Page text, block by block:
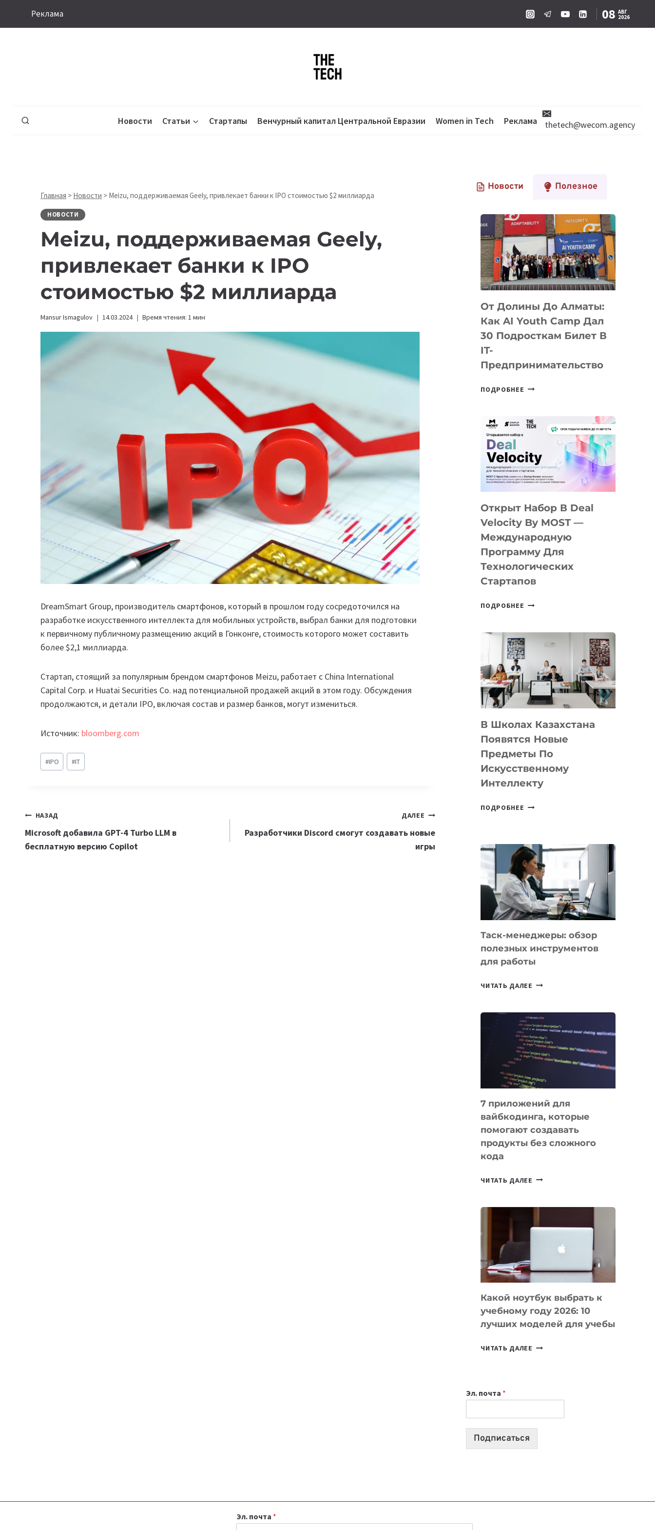
Реклама 08 АВГ
2026
Новости Статьи Стартапы Венчурный капитал Центральной Евразии Women in Tech Реклама thetech@wecom.agency
Главная > Новости > Meizu, поддерживаемая Geely, привлекает банки к IPO стоимостью $2 миллиарда
НОВОСТИ
Meizu, поддерживаемая Geely,
привлекает банки к IPO
стоимостью $2 миллиарда
Mansur Ismagulov 14.03.2024 Время чтения: 1 мин
DreamSmart Group, производитель смартфонов, который в прошлом году сосредоточился на
разработке искусственного интеллекта для мобильных устройств, выбрал банки для подготовки
к первичному публичному размещению акций в Гонконге, стоимость которого может составить
более $2,1 миллиарда.
Стартап, стоящий за популярным брендом смартфонов Meizu, работает с China International
Capital Corp. и Huatai Securities Co. над потенциальной продажей акций в этом году. Обсуждения
продолжаются, и детали IPO, включая состав и размер банков, могут измениться.
Источник: bloomberg.com
Метки
записи:
#IPO #IT
Навигация
по
НАЗАД
Microsoft добавила GPT-4 Turbo LLM в
бесплатную версию Copilot
ДАЛЕЕ
Разработчики Discord смогут создавать новые
игры
Новости Полезное
От Долины До Алматы:
Как AI Youth Camp Дал
30 Подросткам Билет В
IT-
Предпринимательство
ПОДРОБНЕЕ ОТ
АЛМАТЫ:
YOUTH
CAMP
ДАЛ
ПОДРОСТКАМ
БИЛЕТ
IT-
ПРЕДПРИНИМАТЕЛЬСТВО
Открыт Набор В Deal
Velocity By MOST —
Международную
Программу Для
Технологических
Стартапов
ПОДРОБНЕЕ ОТКРЫТ
DEAL
VELOCITY
MOST
—
МЕЖДУНАРОДНУЮ
ДЛЯ
ТЕХНОЛОГИЧЕСКИХ
СТАРТАПОВ
В Школах Казахстана
Появятся Новые
Предметы По
Искусственному
Интеллекту
ПОДРОБНЕЕ
НОВЫЕ
ПРЕДМЕТЫ
ПО
ИСКУССТВЕННОМУ
ИНТЕЛЛЕКТУ
Таск-менеджеры: обзор
полезных инструментов
для работы
ЧИТАТЬ ДАЛЕЕ ТАСК-
ПОЛЕЗНЫХ
ИНСТРУМЕНТОВ
ДЛЯ
РАБОТЫ
7 приложений для
вайбкодинга, которые
помогают создавать
продукты без сложного
кода
ЧИТАТЬ ДАЛЕЕ
КОТОРЫЕ
СОЗДАВАТЬ
БЕЗ
КОДА
Какой ноутбук выбрать к
учебному году 2026: 10
лучших моделей для учебы
ЧИТАТЬ ДАЛЕЕ КАКОЙ
2026:
10
Эл. почта *
Подписаться
Эл. почта *